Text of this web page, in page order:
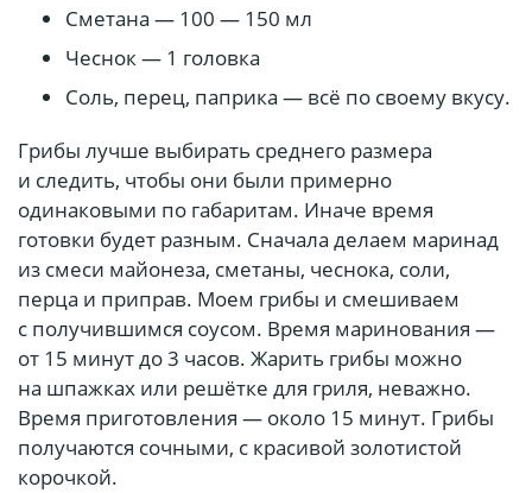
Сметана — 100 — 150 мл
Чеснок — 1 головка
Соль, перец, паприка — всё по своему вкусу.
Грибы лучше выбирать среднего размера
и следить, чтобы они были примерно
одинаковыми по габаритам. Иначе время
готовки будет разным. Сначала делаем маринад
из смеси майонеза, сметаны, чеснока, соли,
перца и приправ. Моем грибы и смешиваем
с получившимся соусом. Время маринования —
от 15 минут до 3 часов. Жарить грибы можно
на шпажках или решётке для гриля, неважно.
Время приготовления — около 15 минут. Грибы
получаются сочными, с красивой золотистой
корочкой.